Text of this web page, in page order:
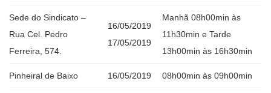
Sede do Sindicato –
Rua Cel. Pedro
Ferreira, 574.
16/05/2019
17/05/2019
Manhã 08h00min às
11h30min e Tarde
13h00min às 16h30min
Pinheiral de Baixo 16/05/2019 08h00min às 09h00min